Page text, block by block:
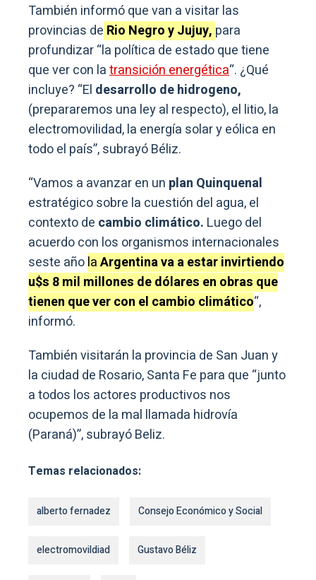
También informó que van a visitar las
provincias de Rio Negro y Jujuy, para
profundizar “la política de estado que tiene
que ver con latransición energética“. ¿Qué
incluye? “El desarrollo de hidrogeno,
(prepararemos una ley al respecto), el litio, la
electromovilidad, la energía solar y eólica en
todo el país”, subrayó Béliz.
“Vamos a avanzar en un plan Quinquenal
estratégico sobre la cuestión del agua, el
contexto de cambio climático. Luego del
acuerdo con los organismos internacionales
seste añolaArgentina va a estar invirtiendo
u$s 8 mil millones de dólares en obras que
tienen que ver con el cambio climático“,
informó.
También visitarán la provincia de San Juan y
la ciudad de Rosario, Santa Fe para que “junto
a todos los actores productivos nos
ocupemos de la mal llamada hidrovía
(Paraná)”, subrayó Beliz.
Temas relacionados:
alberto fernadez Consejo Económico y Social
electromovildiad Gustavo Béliz